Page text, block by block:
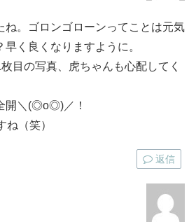
ね。ゴロンゴローンってことは元気
く良くなりますように。
目の写真、虎ちゃんも心配してく
開＼(◎o◎)／！
（笑）
返信